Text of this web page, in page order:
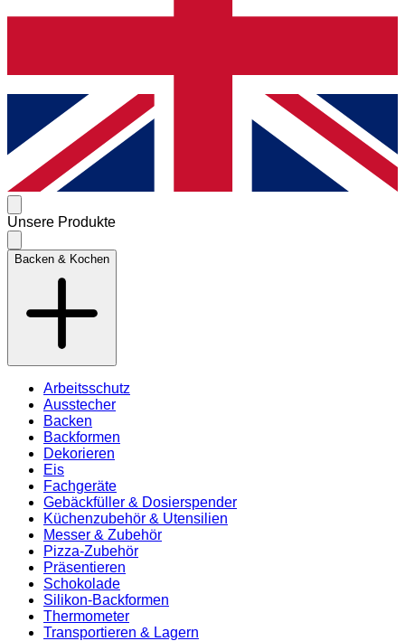
Unsere Produkte
Backen & Kochen
Arbeitsschutz
Ausstecher
Backen
Backformen
Dekorieren
Eis
Fachgeräte
Gebäckfüller & Dosierspender
Küchenzubehör & Utensilien
Messer & Zubehör
Pizza-Zubehör
Präsentieren
Schokolade
Silikon-Backformen
Thermometer
Transportieren & Lagern